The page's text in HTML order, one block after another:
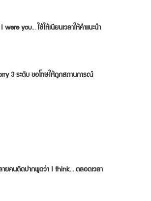
were you… ใช้ให้เนียนเวลาให้คำแนะนำ
3 ระดับ ขอโทษให้ถูกสถานการณ์
ยคนติดปากพูดว่า I think… ตลอดเวลา